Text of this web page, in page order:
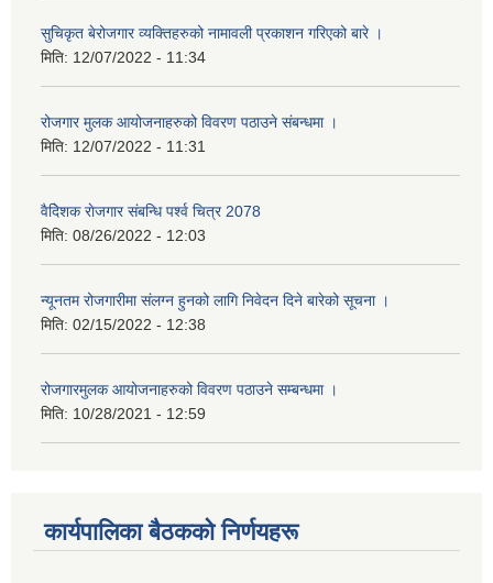
सुचिकृत बेरोजगार व्यक्तिहरुको नामावली प्रकाशन गरिएको बारे ।
मिति: 12/07/2022 - 11:34
रोजगार मुलक आयोजनाहरुको विवरण पठाउने संबन्धमा ।
मिति: 12/07/2022 - 11:31
वैदेिशक राेजगार संबन्धि पर्श्व चित्र 2078
मिति: 08/26/2022 - 12:03
न्यूनतम रोजगारीमा संलग्न हुनको लागि निवेदन दिने बारेको सूचना ।
मिति: 02/15/2022 - 12:38
रोजगारमुलक आयोजनाहरुको विवरण पठाउने सम्बन्धमा ।
मिति: 10/28/2021 - 12:59
कार्यपालिका बैठकको निर्णयहरू